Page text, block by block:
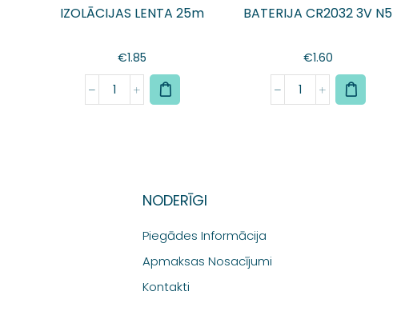
IZOLĀCIJAS LENTA 25m
€1.85
BATERIJA CR2032 3V N5
€1.60
NODERĪGI
Piegādes Informācija
Apmaksas Nosacījumi
Kontakti